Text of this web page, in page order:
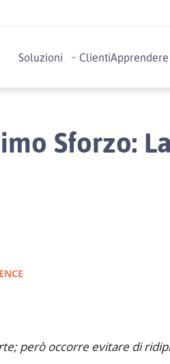
Soluzioni ClientiApprendere
Sforzo:
però occorre evitare di